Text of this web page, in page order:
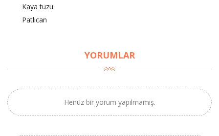
Kaya tuzu
Patlıcan
YORUMLAR
Henüz bir yorum yapılmamış.
2320,00 TL
Sızma Zeytinyağı
(2025 Yeni Hasat,
Güney Ege, 5 Litre) -
AtcaNova